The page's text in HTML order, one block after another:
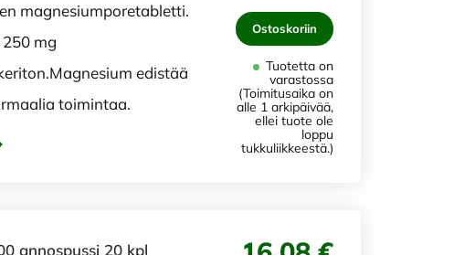
magnesiumporetabletti.
mg
edistää
toimintaa.
Ostoskoriin
Tuotetta on
varastossa
(Toimitusaika on
alle 1 arkipäivää,
ellei tuote ole
loppu
tukkuliikkeestä.)
annospussi 20 kpl